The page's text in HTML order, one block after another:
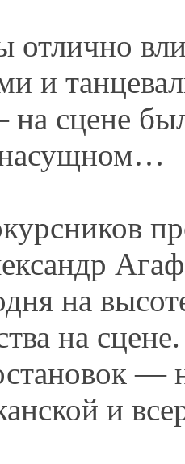
отлично
и
на сцене
на
на сцене.
—
и